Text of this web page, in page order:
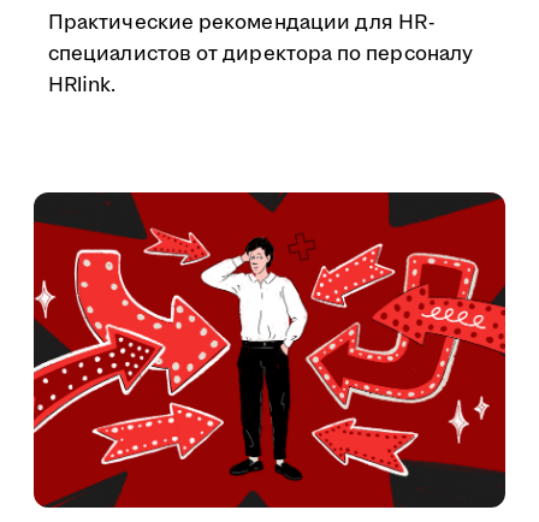
Практические рекомендации для HR-
специалистов от директора по персоналу
HRlink.